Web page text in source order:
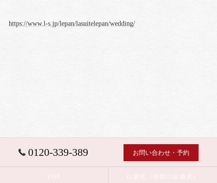
https://www.l-s.jp/lepan/lasuitelepan/wedding/
0120-339-389 お問い合わせ・予約